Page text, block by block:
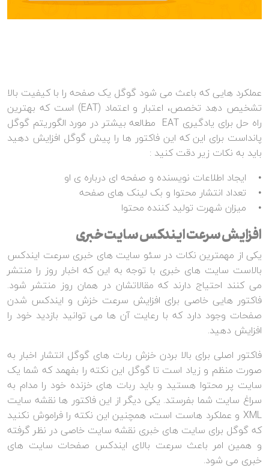
عملکرد هایی که باعث می شود گوگل یک صفحه را با کیفیت بالا
تشخیص دهد تخصص، اعتبار و اعتماد (EAT) است که بهترین
راه حل برای یادگیری EAT مطالعه بیشتر در مورد الگوریتم گوگل
پانداست برای این که این فاکتور ها را پیش گوگل افزایش دهید
باید به نکات زیر دقت کنید :
• ایجاد اطلاعات نویسنده و صفحه ای درباره ی او
• تعداد انتشار محتوا و بک لینک های صفحه
• میزان شهرت تولید کننده محتوا
افزایش سرعت ایندکس سایت خبری
یکی از مهمترین نکات در سئو سایت های خبری سرعت ایندکس
بالاست سایت های خبری با توجه به این که اخبار روز را منتشر
می کنند احتیاج دارند که مقالاتشان در همان روز منتشر شود.
فاکتور هایی خاصی برای افزایش سرعت خزش و ایندکس شدن
صفحات وجود دارد که با رعایت آن ها می توانید بازدید خود را
افزایش دهید.
فاکتور اصلی برای بالا بردن خزش ربات های گوگل انتشار اخبار به
صورت منظم و زیاد است تا گوگل این نکته را بفهمد که شما یک
سایت پر محتوا هستید و باید ربات های خزنده خود را مدام به
سراغ سایت شما بفرستد. یکی دیگر از این فاکتور ها نقشه سایت
XML و عملکرد هاست است، همچنین این نکته را فراموش نکنید
که گوگل برای سایت های خبری نقشه سایت خاصی در نظر گرفته
و همین امر باعث سرعت بالای ایندکس صفحات سایت های
خبری می شود.